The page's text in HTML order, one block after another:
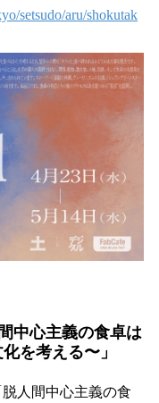
setsudo/aru/shokutak
中心主義の食卓は
を考える〜」
人間中心主義の食